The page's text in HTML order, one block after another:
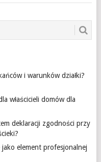
i warunków działki?
właścicieli domów dla
deklaracji zgodności przy
jako element profesjonalnej